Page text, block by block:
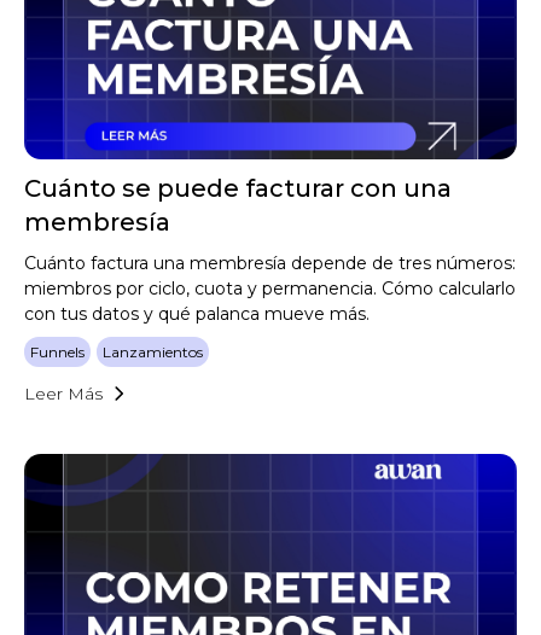
Cuánto se puede facturar con una
membresía
Cuánto factura una membresía depende de tres números:
miembros por ciclo, cuota y permanencia. Cómo calcularlo
con tus datos y qué palanca mueve más.
Funnels Lanzamientos
Leer Más